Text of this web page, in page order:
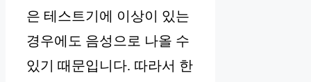
은 테스트기에 이상이 있는
경우에도 음성으로 나올 수
있기 때문입니다. 따라서 한